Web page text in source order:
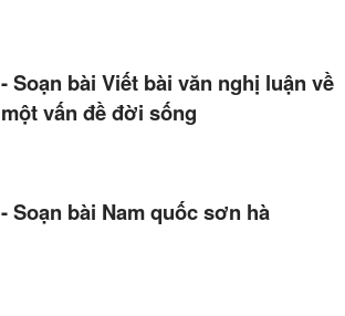
- Soạn bài Viết bài văn nghị luận về
một vấn đề đời sống
- Soạn bài Nam quốc sơn hà